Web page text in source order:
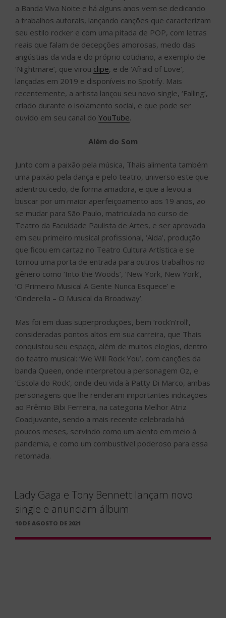
ouvido em seu canal do YouTube .
Além do Som
Junto com a paixão pela música, Thais alimenta também
uma paixão pela dança e pelo teatro, universo este que
adentrou cedo, de forma amadora, e que a levou a
buscar por um maior aperfeiçoamento aos 19 anos, ao
se mudar para São Paulo, matriculada no curso de
Teatro da Faculdade Paulista de Artes, e ser aprovada
que ficou em cartaz no Teatro Cultura Artística e se
gênero como ‘Into the Woods’, ‘New York, New York’,
‘O Primeiro Musical A Gente Nunca Esquece’ e
‘Cinderella – O Musical da Broadway’.
Mas foi em duas superproduções, bem ‘rock’n’roll’,
consideradas pontos altos em sua carreira, que Thais
conquistou seu espaço, além de muitos elogios, dentro
do teatro musical: ‘We Will Rock You’, com canções da
banda Queen, onde interpretou a personagem Oz, e
‘Escola do Rock’, onde deu vida à Patty Di Marco, ambas
personagens que lhe renderam importantes indicações
ao Prêmio Bibi Ferreira, na categoria Melhor Atriz
poucos meses, servindo como um alento em meio à
pandemia, e como um combustível poderoso para essa
retomada.
Lady Gaga e Tony Bennett lançam novo
single e anunciam álbum
PUBLICADO
10 DE AGOSTO DE 2021